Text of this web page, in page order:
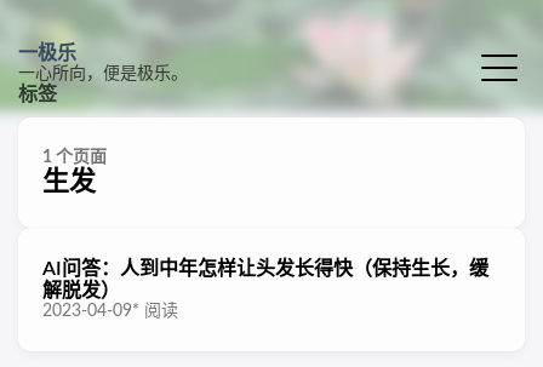
一极乐
一心所向，便是极乐。
标签
1 个页面
生发
AI问答：人到中年怎样让头发长得快（保持生长，缓
解脱发）
2023-04-09* 阅读